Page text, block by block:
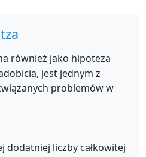
również jako hipoteza
jest jednym z
problemów w
dodatniej liczby całkowitej